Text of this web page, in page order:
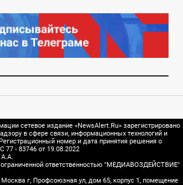
сетевое издание «NewsAlert.Ru» зарегистрировано
в сфере связи, информационных технологий и
номер и дата принятия решения о
- 83746 от 19.08.2022
А.А.
ответственностью "МЕДИАВОЗДЕЙСТВИЕ"
г, Профсоюзная ул, дом 65, корпус 1, помещение